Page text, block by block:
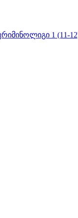
1 (11-